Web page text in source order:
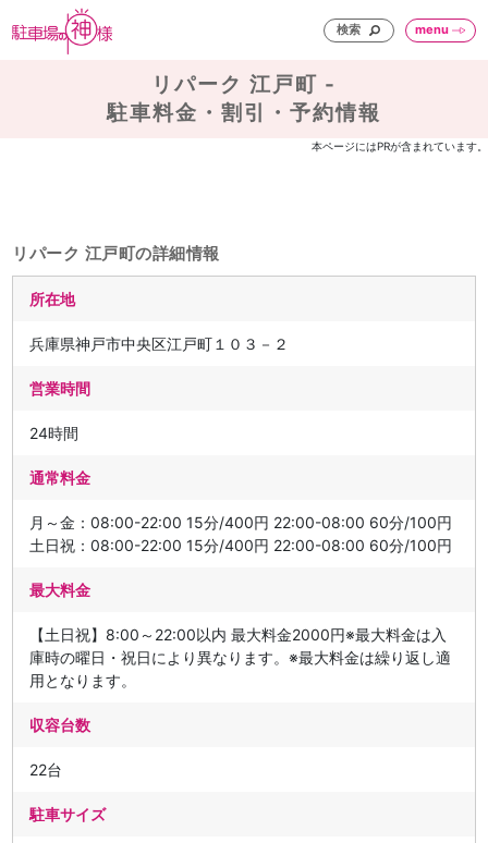
検索 menu
リパーク 江戸町 -
駐車料金・割引・予約情報
本ページにはPRが含まれています。
リパーク 江戸町の詳細情報
所在地
兵庫県神戸市中央区江戸町１０３－２
営業時間
24時間
通常料金
月～金：08:00-22:00 15分/400円 22:00-08:00 60分/100円
土日祝：08:00-22:00 15分/400円 22:00-08:00 60分/100円
最大料金
【土日祝】8:00～22:00以内 最大料金2000円※最大料金は入
庫時の曜日・祝日により異なります。※最大料金は繰り返し適
用となります。
収容台数
22台
駐車サイズ